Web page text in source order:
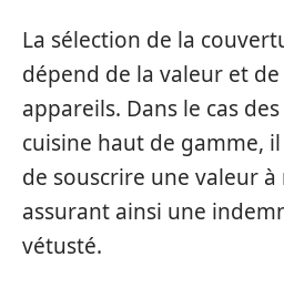
La sélection de la
dépend de la valeur et de
appareils. Dans le cas
cuisine haut de gamme,
de souscrire une valeur
assurant ainsi une
vétusté.